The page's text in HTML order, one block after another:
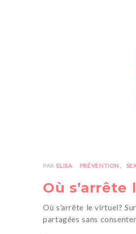
PAR ELISA PRÉVENTION
Où s’arrête
Où s’arrête le virtuel?
partagées sans